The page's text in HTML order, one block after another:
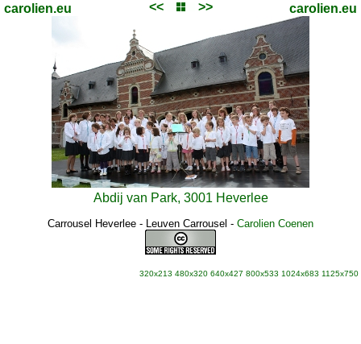
carolien.eu << >> carolien.eu
Abdij van Park, 3001 Heverlee
Carrousel Heverlee - Leuven Carrousel - Carolien Coenen
320x213 480x320 640x427 800x533 1024x683 1125x750